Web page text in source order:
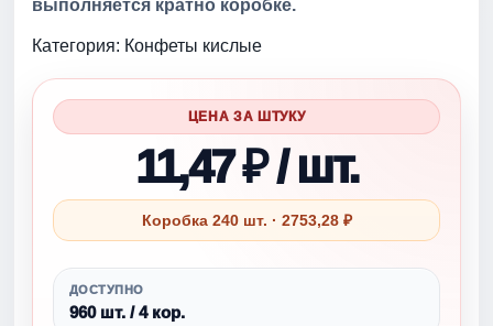
выполняется кратно коробке.
Категория: Конфеты кислые
ЦЕНА ЗА ШТУКУ
11,47 ₽ / шт.
Коробка 240 шт. · 2753,28 ₽
ДОСТУПНО
960 шт. / 4 кор.